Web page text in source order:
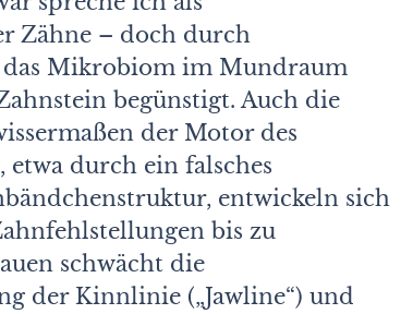
Zähne – doch durch
das Mikrobiom im Mundraum
begünstigt. Auch die
der Motor des
durch ein falsches
entwickeln sich
bis zu
schwächt die
der Kinnlinie („Jawline“) und